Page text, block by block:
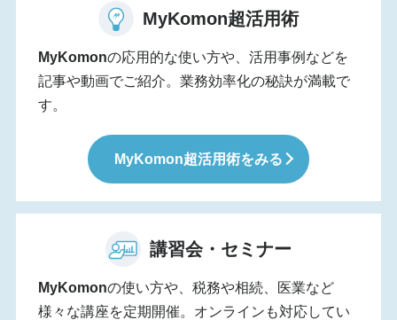
MyKomon超活用術
MyKomonの応用的な使い方や、活用事例などを
記事や動画でご紹介。業務効率化の秘訣が満載で
す。
MyKomon超活用術をみる
講習会・セミナー
MyKomonの使い方や、税務や相続、医業など
様々な講座を定期開催。オンラインも対応してい